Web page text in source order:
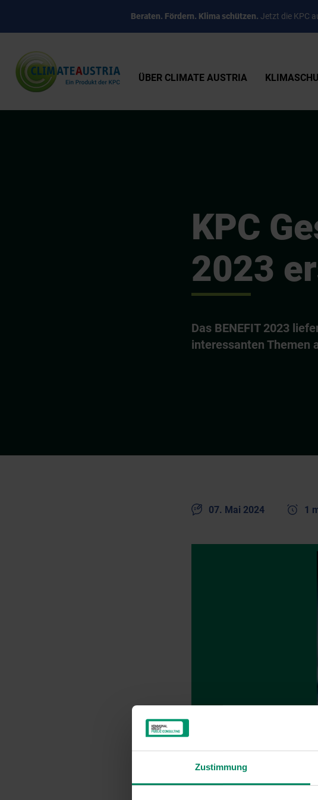
Zustimmung
Beraten. Fördern. Klima schützen. Jetzt die KPC
ÜBER CLIMATE AUSTRIA
KPC
2023
Das BENEFIT 2023
interessanten Themen
07. Mai 2024 1